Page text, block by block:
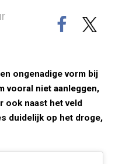
ongenadige vorm bij
vooral niet aanleggen,
ook naast het veld
duidelijk op het droge,